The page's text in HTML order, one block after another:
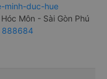
minh-duc-hue
Môn - Sài Gòn Phú
888684